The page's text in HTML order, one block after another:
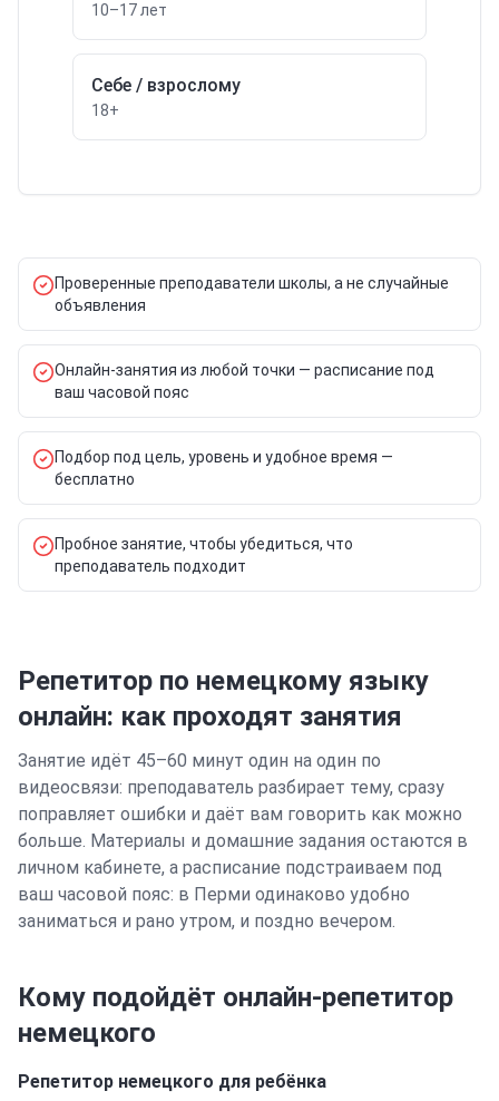
10–17 лет
Себе / взрослому
18+
Проверенные преподаватели школы, а не случайные
объявления
Онлайн-занятия из любой точки — расписание под
ваш часовой пояс
Подбор под цель, уровень и удобное время —
бесплатно
Пробное занятие, чтобы убедиться, что
преподаватель подходит
Репетитор по немецкому языку
онлайн: как проходят занятия
Занятие идёт 45–60 минут один на один по
видеосвязи: преподаватель разбирает тему, сразу
поправляет ошибки и даёт вам говорить как можно
больше. Материалы и домашние задания остаются в
личном кабинете, а расписание подстраиваем под
ваш часовой пояс: в Перми одинаково удобно
заниматься и рано утром, и поздно вечером.
Кому подойдёт онлайн-репетитор
немецкого
Репетитор немецкого для ребёнка